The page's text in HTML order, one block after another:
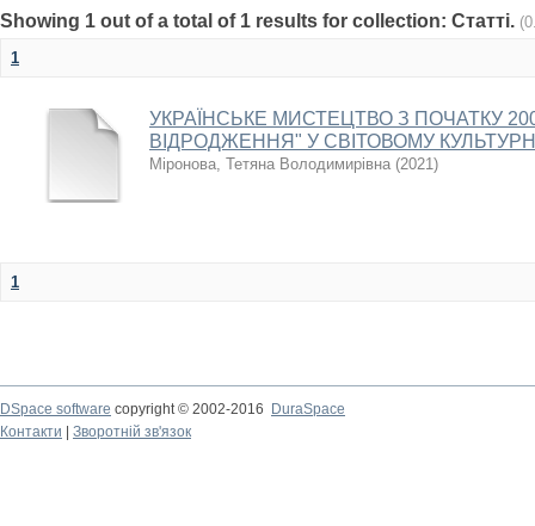
Showing 1 out of a total of 1 results for collection: Статті.
1
УКРАЇНСЬКЕ МИСТЕЦТВО З ПОЧАТКУ
ВІДРОДЖЕННЯ" У СВІТОВОМУ
Міронова, Тетяна Володимирівна (2021)
1
DSpace software copyright © 2002-2016
DuraSpace
Контакти
Зворотній зв'язок